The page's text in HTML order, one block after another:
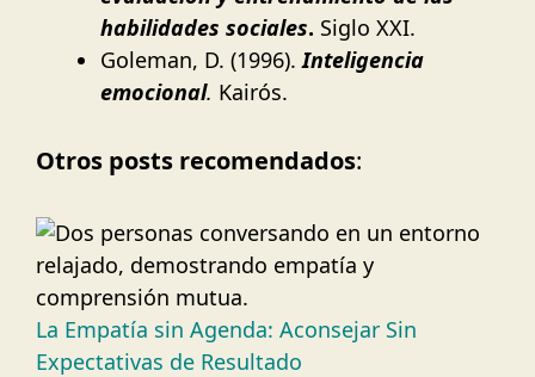
habilidades sociales. Siglo XXI.
Goleman, D. (1996).Inteligencia
emocional. Kairós.
Otros posts recomendados:
La Empatía sin Agenda: Aconsejar Sin
Expectativas de Resultado